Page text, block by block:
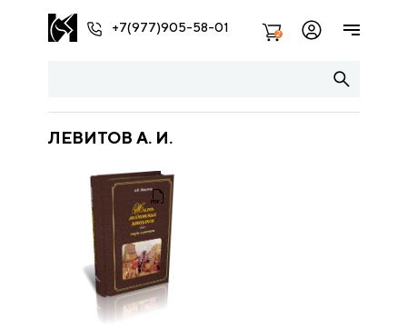
+7(977)905-58-01 2
ЛЕВИТОВ А. И.